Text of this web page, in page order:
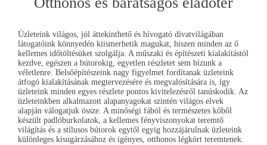
Üzleteink világos, jól áttekinthető és hívogató divatvilágában
látogatóink könnyedén kiismerhetik magukat, hiszen minden az ő
kellemes időtöltésüket szolgálja. A műszaki és építészeti kialakítástól
kezdve, egészen a bútorokig, egyetlen részletet sem bízunk a
véletlenre. Belsőépítészeink nagy figyelmet fordítanak üzleteink
átfogó kialakításának megtervezésére és megvalósítására is, így
üzleteink minden egyes részlete pontos kivitelezésről tanúskodik. Az
üzleteinkben alkalmazott alapanyagokat szintén világos elvek
alapján válogatjuk össze. A minőségi fából és természetes kőből
készült padlóburkolatok, a kellemes fényviszonyokat teremtő
világítás és a stílusos bútorok egytől egyig hozzájárulnak üzleteink
különleges kisugárzásához és igényes, otthonos légkört teremtenek.